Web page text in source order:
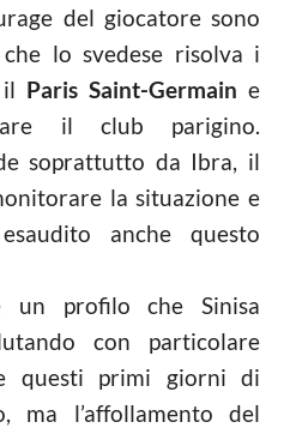
del giocatore sono
lo svedese risolva i
Paris Saint-Germain e
il club parigino.
soprattutto da Ibra, il
la situazione e
anche questo
un profilo che Sinisa
con particolare
questi primi giorni di
ma l’affollamento del